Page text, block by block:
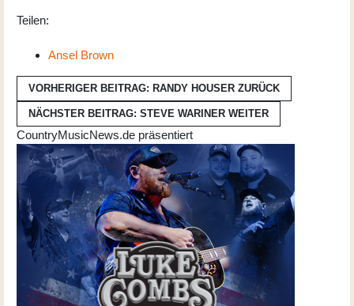
Teilen:
Ansel Brown
VORHERIGER BEITRAG: RANDY HOUSER ZURÜCK
NÄCHSTER BEITRAG: STEVE WARINER WEITER
CountryMusicNews.de präsentiert